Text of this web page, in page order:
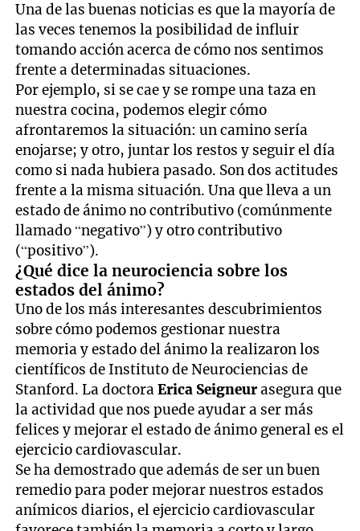
Una de las buenas noticias es que la mayoría de
las veces tenemos la posibilidad de influir
tomando acción acerca de cómo nos sentimos
frente a determinadas situaciones.
Por ejemplo, si se cae y se rompe una taza en
nuestra cocina, podemos elegir cómo
afrontaremos la situación: un camino sería
enojarse; y otro, juntar los restos y seguir el día
como si nada hubiera pasado. Son dos actitudes
frente a la misma situación. Una que lleva a un
estado de ánimo no contributivo (comúnmente
llamado “negativo”) y otro contributivo
(“positivo”).
¿Qué dice la neurociencia sobre los
estados del ánimo?
Uno de los más interesantes descubrimientos
sobre cómo podemos gestionar nuestra
memoria y estado del ánimo la realizaron los
científicos de Instituto de Neurociencias de
Stanford. La doctoraErica Seigneurasegura que
la actividad que nos puede ayudar a ser más
felices y mejorar el estado de ánimo general es el
ejercicio cardiovascular.
Se ha demostrado que además de ser un buen
remedio para poder mejorar nuestros estados
anímicos diarios, el ejercicio cardiovascular